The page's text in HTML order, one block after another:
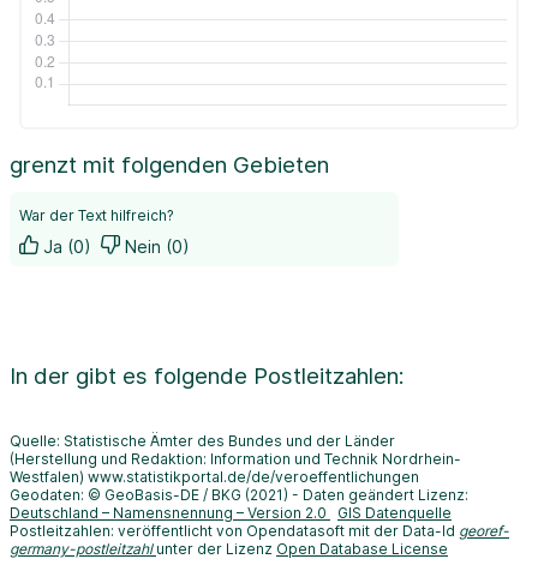
grenzt mit folgenden Gebieten
War der Text hilfreich?
Ja (0) Nein (0)
In der gibt es folgende Postleitzahlen:
Quelle: Statistische Ämter des Bundes und der Länder
(Herstellung und Redaktion: Information und Technik Nordrhein-
Westfalen) www.statistikportal.de/de/veroeffentlichungen
Geodaten: © GeoBasis-DE / BKG (2021) - Daten geändert Lizenz:
Deutschland – Namensnennung – Version 2.0
GIS Datenquelle
Postleitzahlen: veröffentlicht von Opendatasoft mit der Data-Id georef-
germany-postleitzahl unter der Lizenz Open Database License